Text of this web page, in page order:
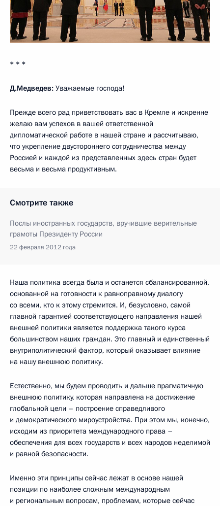
* * *
Д.Медведев: Уважаемые господа!
Прежде всего рад приветствовать вас в Кремле и искренне
желаю вам успехов в вашей ответственной
дипломатической работе в нашей стране и рассчитываю,
что укрепление двустороннего сотрудничества между
Россией и каждой из представленных здесь стран будет
весьма и весьма продуктивным.
Смотрите также
Послы иностранных государств, вручившие верительные
грамоты Президенту России
22 февраля 2012 года
Наша политика всегда была и останется сбалансированной,
основанной на готовности к равноправному диалогу
со всеми, кто к этому стремится. И, безусловно, самой
главной гарантией соответствующего направления нашей
внешней политики является поддержка такого курса
большинством наших граждан. Это главный и единственный
внутриполитический фактор, который оказывает влияние
на нашу внешнюю политику.
Естественно, мы будем проводить и дальше прагматичную
внешнюю политику, которая направлена на достижение
глобальной цели – построение справедливого
и демократического мироустройства. При этом мы, конечно,
исходим из приоритета международного права –
обеспечения для всех государств и всех народов неделимой
и равной безопасности.
Именно эти принципы сейчас лежат в основе нашей
позиции по наиболее сложным международным
и региональным вопросам, проблемам, которые сейчас